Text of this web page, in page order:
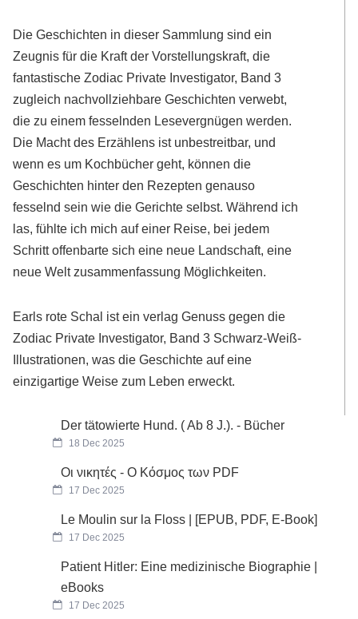
Die Geschichten in dieser Sammlung sind ein
Zeugnis für die Kraft der Vorstellungskraft, die
fantastische Zodiac Private Investigator, Band 3
zugleich nachvollziehbare Geschichten verwebt,
die zu einem fesselnden Lesevergnügen werden.
Die Macht des Erzählens ist unbestreitbar, und
wenn es um Kochbücher geht, können die
Geschichten hinter den Rezepten genauso
fesselnd sein wie die Gerichte selbst. Während ich
las, fühlte ich mich auf einer Reise, bei jedem
Schritt offenbarte sich eine neue Landschaft, eine
neue Welt zusammenfassung Möglichkeiten.
Earls rote Schal ist ein verlag Genuss gegen die
Zodiac Private Investigator, Band 3 Schwarz-Weiß-
Illustrationen, was die Geschichte auf eine
einzigartige Weise zum Leben erweckt.
Der tätowierte Hund. ( Ab 8 J.). - Bücher
18 Dec 2025
Οι νικητές - Ο Κόσμος των PDF
17 Dec 2025
Le Moulin sur la Floss | [EPUB, PDF, E-Book]
17 Dec 2025
Patient Hitler: Eine medizinische Biographie |
eBooks
17 Dec 2025